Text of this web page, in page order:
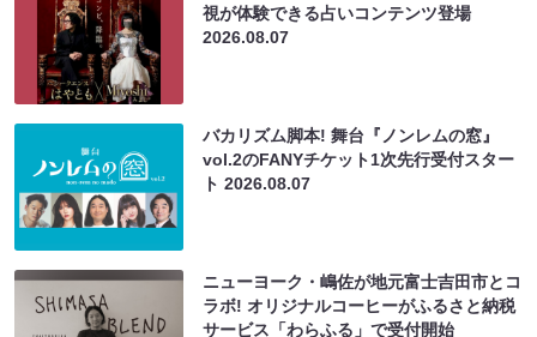
視が体験できる占いコンテンツ登場
2026.08.07
バカリズム脚本! 舞台『ノンレムの窓』
vol.2のFANYチケット1次先行受付スター
ト2026.08.07
ニューヨーク・嶋佐が地元富士吉田市とコ
ラボ! オリジナルコーヒーがふるさと納税
サービス「わらふる」で受付開始